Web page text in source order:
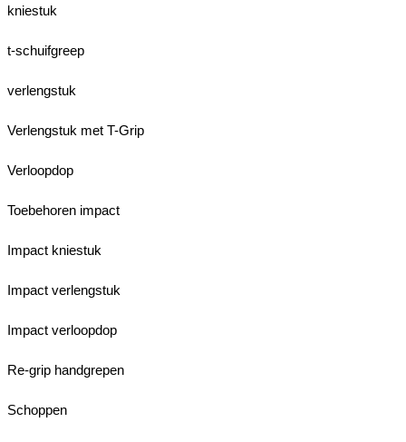
kniestuk
t-schuifgreep
verlengstuk
Verlengstuk met T-Grip
Verloopdop
Toebehoren impact
Impact kniestuk
Impact verlengstuk
Impact verloopdop
Re-grip handgrepen
Schoppen